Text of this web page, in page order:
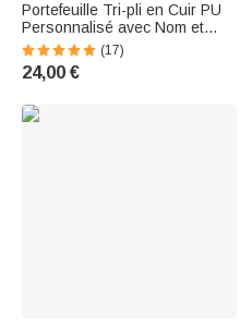
Portefeuille Tri-pli en Cuir PU
Personnalisé avec Nom et
Dessin Animé de Fille Y2K
Bracelet Porte-carte Cadeau
Noël Anniversaire pour les
(17)
24,00 €